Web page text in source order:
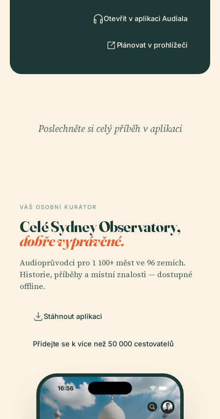
Otevřít v aplikaci Audiala
Plánovat v prohlížeči
Poslechněte si celý příběh v aplikaci
VÁŠ OSOBNÍ KURÁTOR
Celé Sydney Observatory,
dobře vyprávěné.
Audioprůvodci pro 1 100+ měst ve 96 zemích.
Historie, příběhy a místní znalosti — dostupné
offline.
Stáhnout aplikaci
Přidejte se k více než 50 000 cestovatelů